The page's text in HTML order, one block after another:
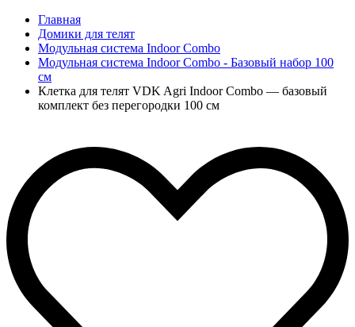
Главная
Домики для телят
Модульная система Indoor Combo
Модульная система Indoor Combo - Базовый набор 100
см
Клетка для телят VDK Agri Indoor Combo — базовый
комплект без перегородки 100 см